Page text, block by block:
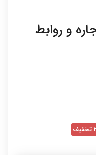
و روابط